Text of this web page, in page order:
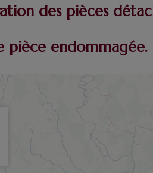
des pièces
pièce endommagée.